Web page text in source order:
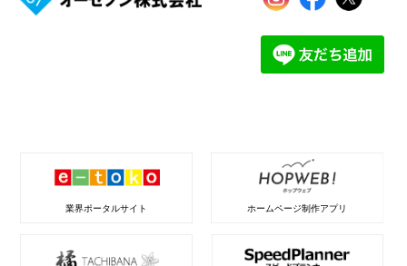
業界ポータルサイト ホームページ制作アプリ